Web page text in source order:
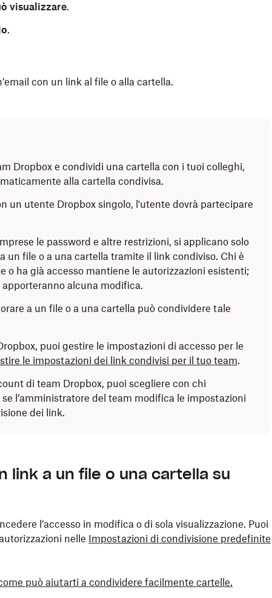
visualizzare.
.
con un link al file o alla cartella.
mouse sul file o sulla cartella da condividere.
o ilgruppo della persona (o delle persone) con cui vuoi
clic per selezionarli dai risultati.
che desideri.
visualizzare.
con un link al file o alla cartella.
il file o la cartella.
che desideri.
(visualizzare, commentare e modificare) oPuò
ma non modificare).
su Android o Messaggio (facoltativo)
su iOS per
Dropbox e condividi una cartella con i tuoi colleghi,
alla cartella condivisa.
un utente Dropbox singolo, l'utente dovrà partecipare
le password e altre restrizioni, si applicano solo
un file o a una cartella tramite il link condiviso. Chi è
ha già accesso mantiene le autorizzazioni esistenti;
alcuna modifica.
a un file o a una cartella può condividere tale
puoi gestire le impostazioni di accesso per le
le impostazioni dei link condivisi per il tuo team.
di team Dropbox, puoi scegliere con chi
l’amministratore del team modifica le impostazioni
dei link.
link a un file o una cartella su
l’accesso in modifica o di sola visualizzazione. Puoi
nelle Impostazioni di condivisione predefinite
può aiutarti a condividere facilmente cartelle.